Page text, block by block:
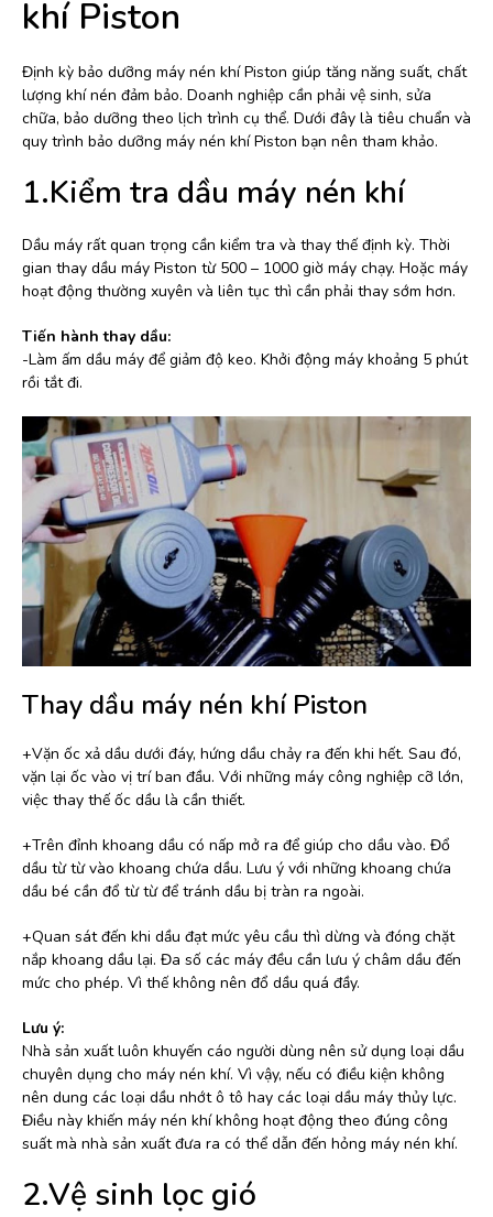
khí Piston
Định kỳ bảo dưỡng máy nén khí Piston giúp tăng năng suất, chất
lượng khí nén đảm bảo. Doanh nghiệp cần phải vệ sinh, sửa
chữa, bảo dưỡng theo lịch trình cụ thể. Dưới đây là tiêu chuẩn và
quy trình bảo dưỡng máy nén khí Piston bạn nên tham khảo.
1.Kiểm tra dầu máy nén khí
Dầu máy rất quan trọng cần kiểm tra và thay thế định kỳ. Thời
gian thay dầu máy Piston từ 500 – 1000 giờ máy chạy. Hoặc máy
hoạt động thường xuyên và liên tục thì cần phải thay sớm hơn.
Tiến hành thay dầu:
-Làm ấm dầu máy để giảm độ keo. Khởi động máy khoảng 5 phút
rồi tắt đi.
Thay dầu máy nén khí Piston
+Vặn ốc xả dầu dưới đáy, hứng dầu chảy ra đến khi hết. Sau đó,
vặn lại ốc vào vị trí ban đầu. Với những máy công nghiệp cỡ lớn,
việc thay thế ốc dầu là cần thiết.
+Trên đỉnh khoang dầu có nấp mở ra để giúp cho dầu vào. Đổ
dầu từ từ vào khoang chứa dầu. Lưu ý với những khoang chứa
dầu bé cần đổ từ từ để tránh dầu bị tràn ra ngoài.
+Quan sát đến khi dầu đạt mức yêu cầu thì dừng và đóng chặt
nắp khoang dầu lại. Đa số các máy đều cần lưu ý châm dầu đến
mức cho phép. Vì thế không nên đổ dầu quá đầy.
Lưu ý:
Nhà sản xuất luôn khuyến cáo người dùng nên sử dụng loại dầu
chuyên dụng cho máy nén khí. Vì vậy, nếu có điều kiện không
nên dung các loại dầu nhớt ô tô hay các loại dầu máy thủy lực.
Điều này khiến máy nén khí không hoạt động theo đúng công
suất mà nhà sản xuất đưa ra có thể dẫn đến hỏng máy nén khí.
2.Vệ sinh lọc gió